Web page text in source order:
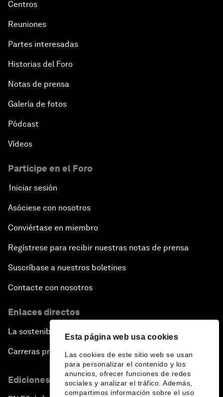
Esta página web usa cookies
Las cookies de este sitio web se usan
para personalizar el contenido y los
anuncios, ofrecer funciones de redes
sociales y analizar el tráfico. Además,
compartimos información sobre el uso
Centros
Reuniones
Partes interesadas
Historias del Foro
Notas de prensa
Galería de fotos
Pódcast
Vídeos
Participe en el Foro
Iniciar sesión
Asóciese con nosotros
Conviértase en miembro
Regístrese para recibir nuestras notas de prensa
Suscríbase a nuestros boletines
Contacte con nosotros
Enlaces directos
La sostenibilidad en el Foro
Carreras profesionales
Ediciones en otros idiomas